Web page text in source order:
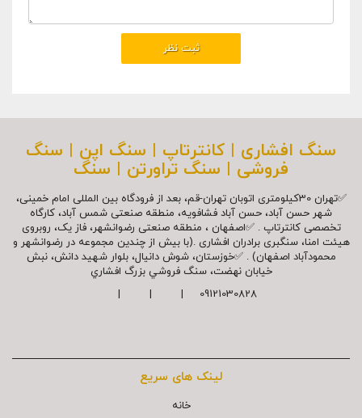
سنگ افشاری | کانترتاپ | سنگ اپن | سنگ
فروشی | سنگ تراورتن | سنگ
✅تهران 30کیلومتری اتوبان تهران-قم، بعد از فرودگاه بین المللی امام خمینی،
شهر حسن آباد، حسن آباد فشافویه، منطقه صنعتی شمس آباد، کارگاه
تخصصی کانترتاپ . ✅اصفهان ، منطقه صنعتی رضوانشهر، فاز یک، روبروی
هیئت امنا، سنگبری برادران افشاری .(با بیش از چندین مجموعه در رضوانشهر و
محمودآباد اصفهان) . ✅خوزستان، شوش دانیال، بلوار شهيد دانش، نبش
خیابان نهضت، سنگ فروشي بزرگ افشاري
09121030828 | | |
لینک های سریع
خانه